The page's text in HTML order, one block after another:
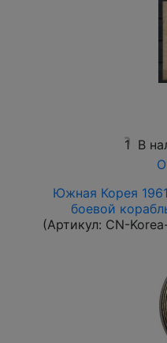
1 В
Южная Корея
боевой
(Артикул: CN-